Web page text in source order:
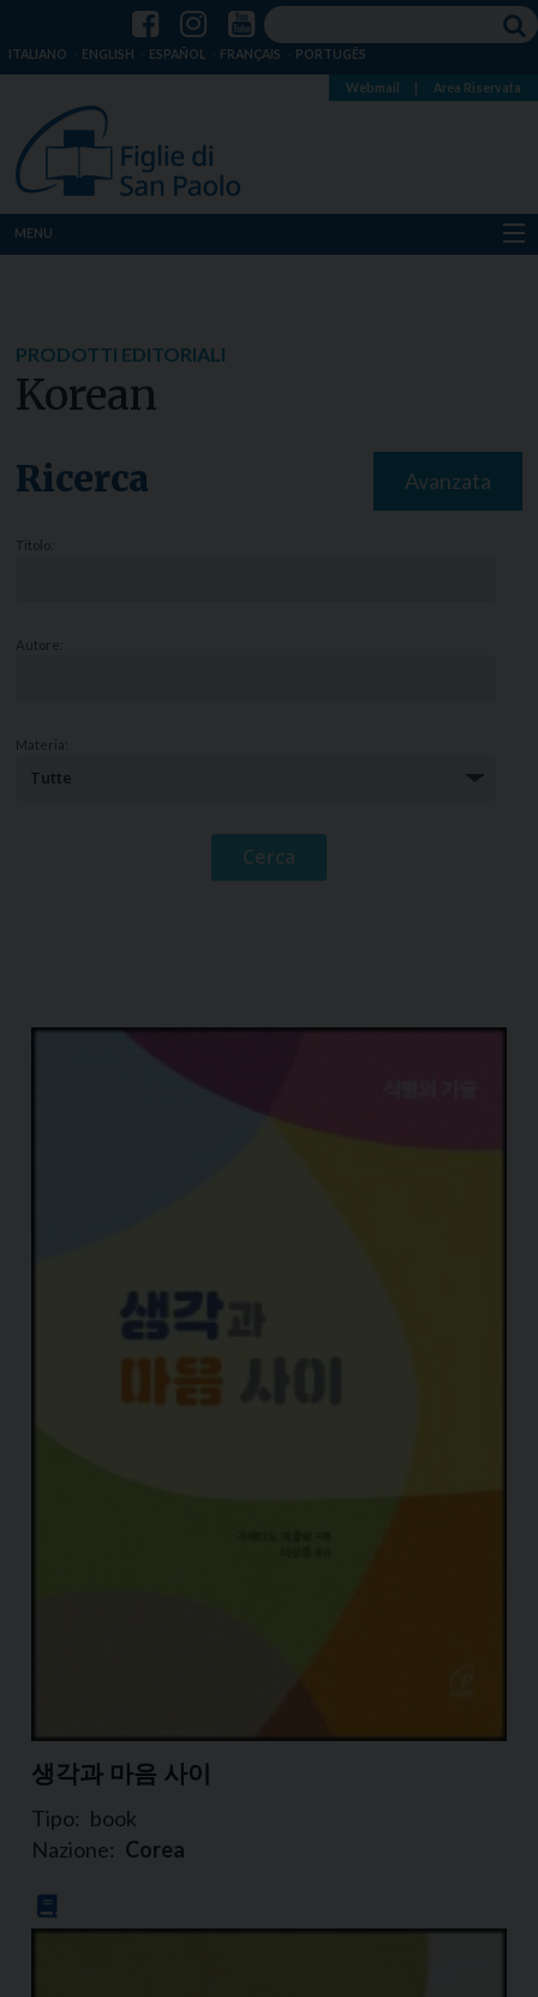
ITALIANO ENGLISH ESPAÑOL FRANÇAIS PORTUGÊS
Webmail Area Riservata
MENU
Notizie
PRODOTTI EDITORIALI
Korean
Ricerca Avanzata
Titolo:
Autore:
Materia:
생각과 마음 사이
Tipo: book
Nazione: Corea